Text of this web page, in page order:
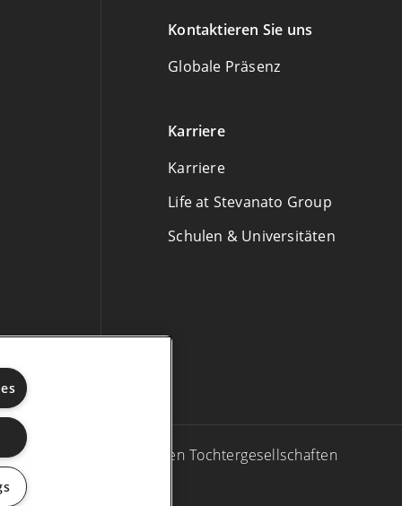
Kontaktieren Sie uns
Globale Präsenz
Karriere
Karriere
Life at Stevanato Group
Schulen & Universitäten
Group und/oder ihren Tochtergesellschaften